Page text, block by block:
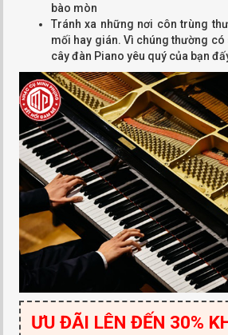
bào mòn
Tránh xa những nơi côn trùng
mối hay gián. Vì chúng thường có
cây đàn Piano yêu quý của bạn
ƯU ĐÃI LÊN ĐẾN 30%